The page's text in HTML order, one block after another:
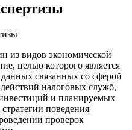
из видов экономической
целью которого является
связанных со сферой
налоговых служб,
и планируемых
поведения
проверок